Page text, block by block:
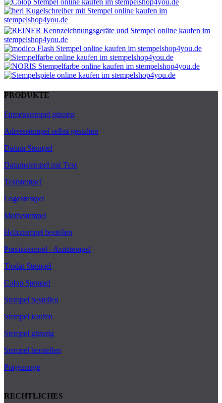
PRODUKTE
Firmenstempel günstig
Adressstempel selbst gestalten
Datum Stempel
Datumstempel mit Text
Textstempel
Logostempel
Motivstempel
Holzstempel bestellen
Praxisstempel - Arztstempel
Trodat Stempel
Colop Stempel
Stempel bestellen
Stempel kaufen
Stempel günstig
Stempel herstellen
Prägezange
RECHTLICHES